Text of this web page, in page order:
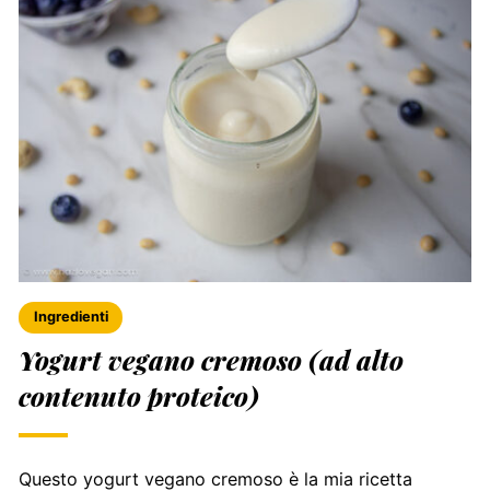
Ingredienti
Yogurt vegano cremoso (ad alto
contenuto proteico)
Questo yogurt vegano cremoso è la mia ricetta